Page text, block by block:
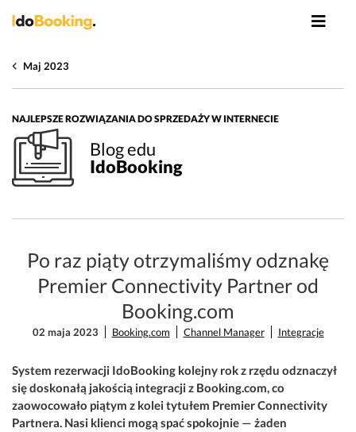
Maj 2023
NAJLEPSZE ROZWIĄZANIA DO SPRZEDAŻY W INTERNECIE
Blog edu
IdoBooking
Po raz piąty otrzymaliśmy odznakę
Premier Connectivity Partner od
Booking.com
02 maja 2023 Booking.com Channel Manager Integracje
System rezerwacji IdoBooking kolejny rok z rzędu odznaczył
się doskonałą jakością integracji z Booking.com, co
zaowocowało piątym z kolei tytułem Premier Connectivity
Partnera. Nasi klienci mogą spać spokojnie — żaden